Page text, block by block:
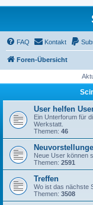
FAQ Kontakt
Foren-Übersicht
User helfen
Ein Unterforum für
Werkstatt.
Themen: 46
Neue User können
Themen: 2591
Treffen
Wo ist das nächste
Themen: 3508